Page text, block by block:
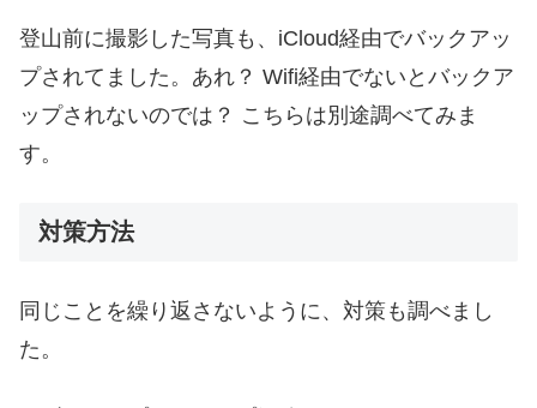
登山前に撮影した写真も、iCloud経由でバックアッ
プされてました。あれ？ Wifi経由でないとバックア
ップされないのでは？ こちらは別途調べてみま
す。
対策方法
同じことを繰り返さないように、対策も調べまし
た。